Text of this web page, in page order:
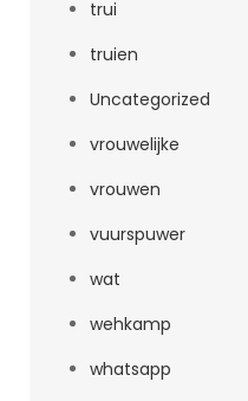
trui
truien
Uncategorized
vrouwelijke
vrouwen
vuurspuwer
wat
wehkamp
whatsapp